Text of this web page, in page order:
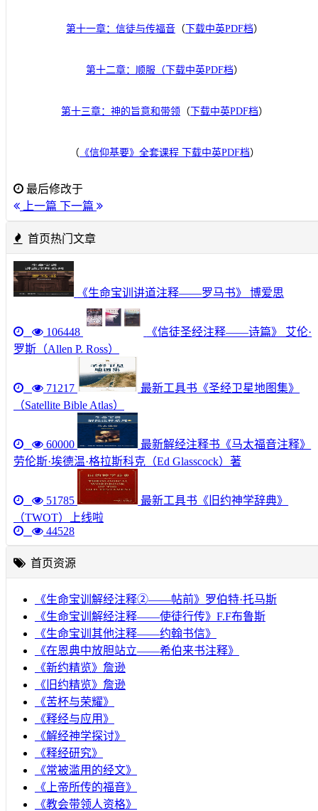
第十一章：信徒与传福音 （ 下载中英PDF档）
第十二章：顺服（ 下载中英PDF档）
第十三章：神的旨意和带领 （ 下载中英PDF档）
（ 《信仰基要》全套课程 下载中英PDF档）
最后修改于
上一篇 下一篇
首页热门文章
《生命宝训讲道注释——罗马书》 博爱思
106448
《信徒圣经注释——诗篇》 艾伦·
罗斯（Allen P. Ross）
71217
最新工具书《圣经卫星地图集》
（Satellite Bible Atlas）
60000
最新解经注释书《马太福音注释》
劳伦斯·埃德温·格拉斯科克（Ed Glasscock）著
51785
最新工具书《旧约神学辞典》
（TWOT）上线啦
44528
首页资源
《生命宝训解经注释②——帖前》罗伯特·托马斯
《生命宝训解经注释——使徒行传》F.F布鲁斯
《生命宝训其他注释——约翰书信》
《在恩典中放胆站立——希伯来书注释》
《新约精览》詹逊
《旧约精览》詹逊
《苦杯与荣耀》
《释经与应用》
《解经神学探讨》
《释经研究》
《常被滥用的经文》
《上帝所传的福音》
《教会带领人资格》